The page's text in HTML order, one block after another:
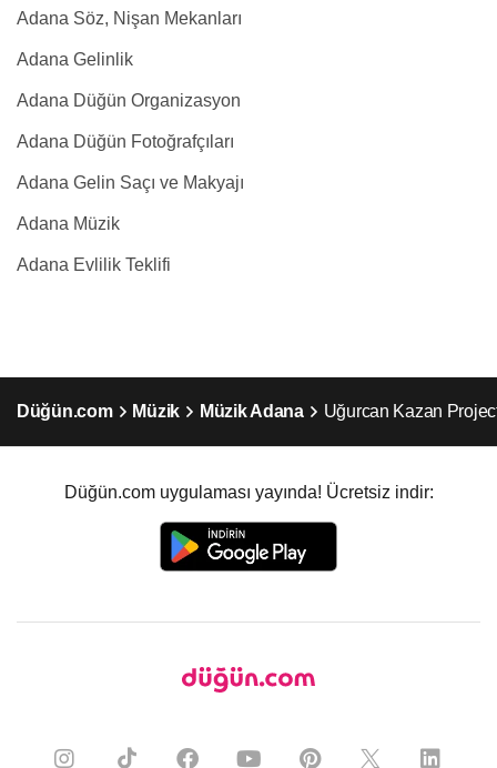
Adana Söz, Nişan Mekanları
Adana Gelinlik
Adana Düğün Organizasyon
Adana Düğün Fotoğrafçıları
Adana Gelin Saçı ve Makyajı
Adana Müzik
Adana Evlilik Teklifi
Düğün.com Müzik Müzik Adana Uğurcan Kazan
Düğün.com uygulaması yayında! Ücretsiz indir: